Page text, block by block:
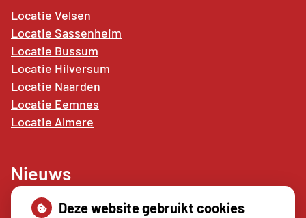
Locatie Velsen
Locatie Sassenheim
Locatie Bussum
Locatie Hilversum
Locatie Naarden
Locatie Eemnes
Locatie Almere
Nieuws
Sterke buikspieren zonder sportschool? Deze 7
Deze website gebruikt cookies